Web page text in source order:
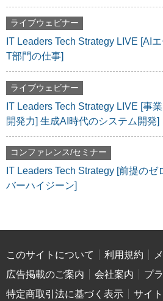
ライブウェビナー
IT Leaders Tech Strategy LIVE [AI
T部門の仕事]
ライブウェビナー
IT Leaders Tech Strategy LIVE [事
開発力] 生成AI時代のシステム開発]
コンファレンス/セミナー
IT Leaders Tech Strategy [前提の
バーハイジーン]
このサイトについて 利用規約
広告掲載のご案内
会社案内
プ
特定商取引法に基づく表示
サイ